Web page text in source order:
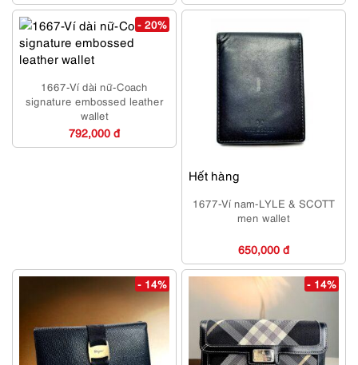
- 20%
1667-Ví dài nữ-Coach
signature embossed leather
wallet
792,000 đ
Hết hàng
1677-Ví nam-LYLE & SCOTT
men wallet
650,000 đ
- 14% - 14%